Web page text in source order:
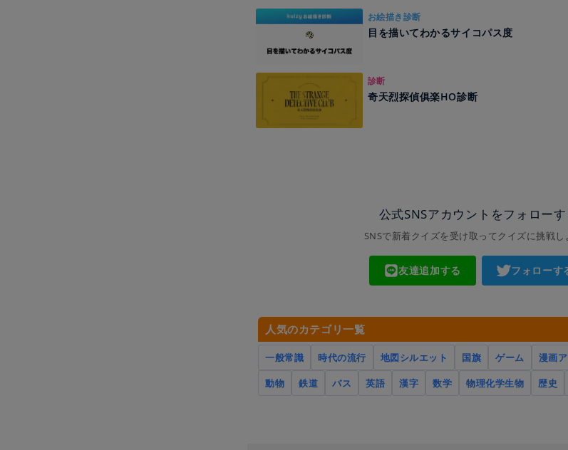
お絵描き診断
目を描いてわかるサイコパス度
診断
奇天烈探偵俱楽HO診断
公式SNSアカウントをフォローす
SNSで新着クイズを受け取ってクイズに挑戦し
友達追加する フォローす
人気のカテゴリ一覧
一般常識 時代の流行 地図シルエット 国旗 ゲーム 漫画
動物
鉄道 バス 英語 漢字 数学 物理化学生物 歴史